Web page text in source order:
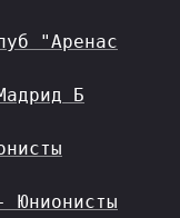
"Аренас
Б
Юнионисты